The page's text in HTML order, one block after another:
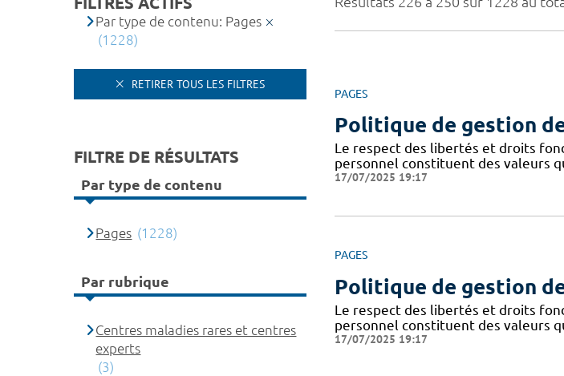
PAGES
Politique de gestion
Le respect des libertés et droits
personnel constituent des valeurs
17/07/2025 19:17
PAGES
Politique de gestion
Le respect des libertés et droits
personnel constituent des valeurs
17/07/2025 19:17
Par type de contenu: Pages
(1228)
RETIRER TOUS LES FILTRES
FILTRE DE RÉSULTATS
Par type de contenu
Pages (1228)
Par rubrique
Centres maladies rares et centres
experts
(3)